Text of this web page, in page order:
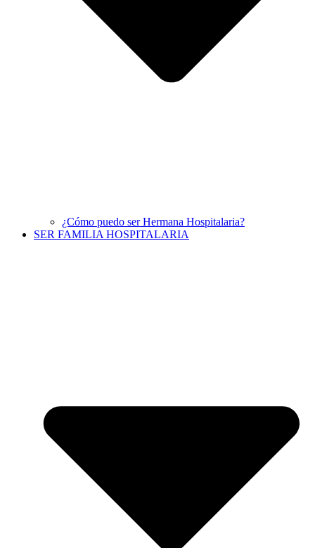
¿Cómo puedo ser Hermana Hospitalaria?
SER FAMILIA HOSPITALARIA